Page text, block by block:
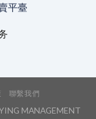
平臺
聯繫我們
MANAGEMENT